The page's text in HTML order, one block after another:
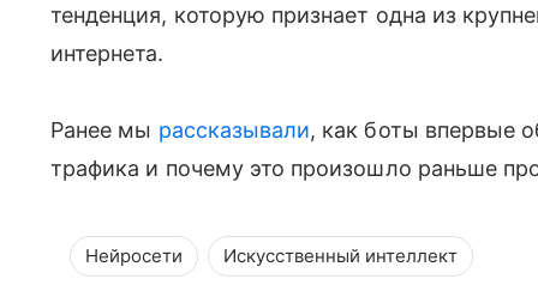
тенденция, которую признает одна из
интернета.
Ранее мы рассказывали, как боты впервые
трафика и почему это произошло раньше
Нейросети Искусственный интеллект